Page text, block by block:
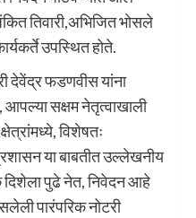
तिवारी,अभिजित भोसले
उपस्थित होते.
देवेंद्र फडणवीस यांना
सक्षम नेतृत्वाखाली
विशेषतः
या बाबतीत उल्लेखनीय
दिशेला पुढे नेत, निवेदन आहे
पारंपरिक नोटरी